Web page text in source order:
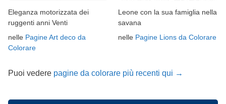
Eleganza motorizzata dei
ruggenti anni Venti
nelle Pagine Art deco da
Colorare
Leone con la sua famiglia nella
savana
nelle Pagine Lions da Colorare
Puoi vedere pagine da colorare più recenti qui →